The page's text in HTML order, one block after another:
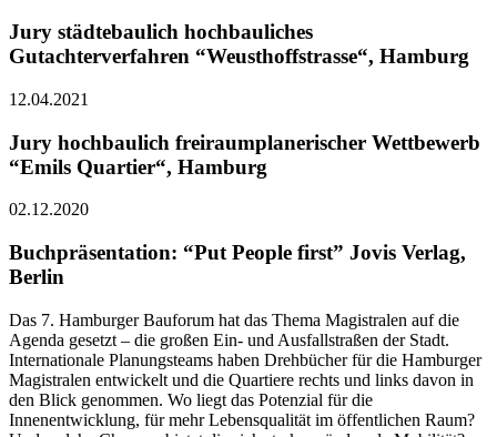
Jury städtebaulich hochbauliches
Gutachterverfahren “Weusthoffstrasse“, Hamburg
12.04.2021
Jury hochbaulich freiraumplanerischer Wettbewerb
“Emils Quartier“, Hamburg
02.12.2020
Buchpräsentation: “Put People first” Jovis Verlag,
Berlin
Das 7. Hamburger Bauforum hat das Thema Magistralen auf die
Agenda gesetzt – die großen Ein- und Ausfallstraßen der Stadt.
Internationale Planungsteams haben Drehbücher für die Hamburger
Magistralen entwickelt und die Quartiere rechts und links davon in
den Blick genommen. Wo liegt das Potenzial für die
Innenentwicklung, für mehr Lebensqualität im öffentlichen Raum?